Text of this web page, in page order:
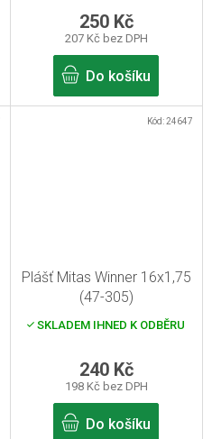
207 Kč bez DPH
250 Kč
Do košíku
Plášť Mitas Winner 16x1,75
(47-305)
SKLADEM IHNED K ODBĚRU
198 Kč bez DPH
240 Kč
Do košíku
Kód:24647